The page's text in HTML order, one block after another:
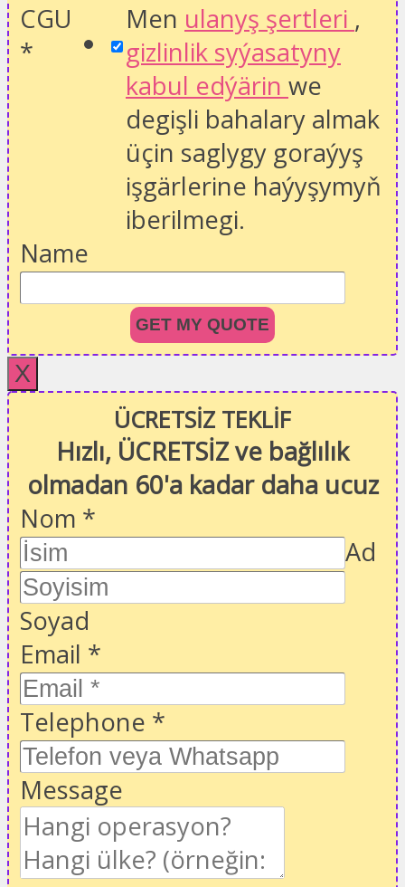
CGU
*
Men ulanyş şertleri ,
gizlinlik syýasatyny
kabul edýärin we
degişli bahalary almak
üçin saglygy goraýyş
işgärlerine haýyşymyň
iberilmegi.
Name
GET MY QUOTE
X
ÜCRETSİZ TEKLİF
Hızlı, ÜCRETSİZ ve bağlılık
olmadan 60'a kadar daha ucuz
Nom *
Ad
Soyad
Email *
Telephone *
Message